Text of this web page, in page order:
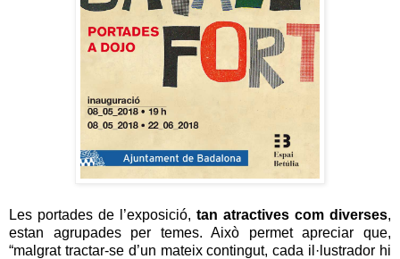
Les portades de l’exposició, tan atractives com diverses,
estan agrupades per temes. Això permet apreciar que,
“malgrat tractar-se d’un mateix contingut, cada il·lustrador hi